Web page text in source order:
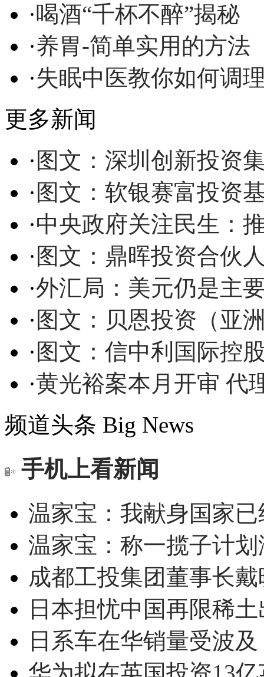
·喝酒“千杯不醉”揭秘
·养胃-简单实用的方法
·失眠中医教你如何调
更多新闻
· 图文：深圳创新投资
· 图文：软银赛富投资
·中央政府关注民生：
· 图文：鼎晖投资合伙
·外汇局：美元仍是主
· 图文：贝恩投资（亚
· 图文：信中利国际控
·黄光裕案本月开审 代
频道头条 Big News
手机上看新闻
温家宝：我献身国家
温家宝：称一揽子计
成都工投集团董事长
日本担忧中国再限稀
日系车在华销量受波